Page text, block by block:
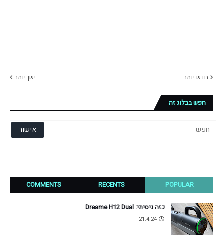
חדש יותר ישן יותר
חפש בבלוג זה
POPULAR
RECENTS
COMMENTS
כזה ניסיתי: Dreame H12 Dual
21.4.24